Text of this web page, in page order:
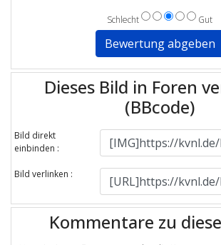
Schlecht Gut
Dieses Bild in Foren
(BBcode)
Bild direkt
einbinden :
Bild verlinken :
Kommentare zu